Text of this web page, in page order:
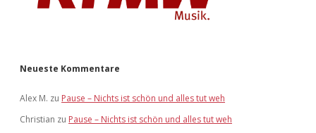
Neueste Kommentare
Alex M. zu Pause – Nichts ist schön und alles tut weh
Christian zu Pause – Nichts ist schön und alles tut weh